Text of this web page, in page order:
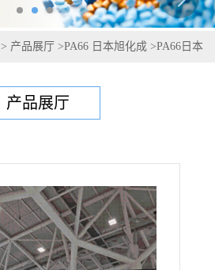
> 产品展厅 >PA66 日本旭化成 >PA66日本
产品展厅